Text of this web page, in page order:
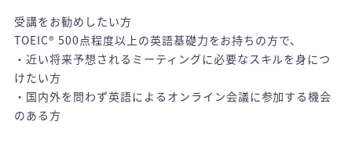
受講をお勧めしたい方
TOEIC® 500点程度以上の英語基礎力をお持ちの方で、
・近い将来予想されるミーティングに必要なスキルを身につ
けたい方
・国内外を問わず英語によるオンライン会議に参加する機会
のある方